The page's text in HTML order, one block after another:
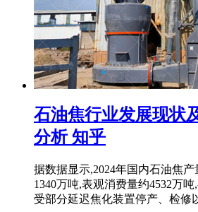
石油焦行业发展现状
分析 知乎
据数据显示,2024年国内石油焦
1340万吨,表观消费量约4532万
受部分延迟焦化装置停产、检修